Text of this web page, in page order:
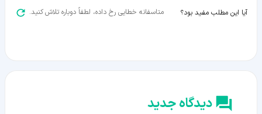
آیا این مطلب مفید بود؟ متاسفانه خطایی رخ داده، لطفاً دوباره تلاش کنید.
دیدگاه جدید